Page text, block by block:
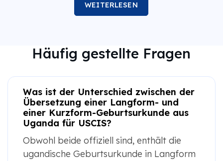
WEITERLESEN
Häufig gestellte Fragen
Was ist der Unterschied zwischen der
Übersetzung einer Langform- und
einer Kurzform-Geburtsurkunde aus
Uganda für USCIS?
Obwohl beide offiziell sind, enthält die
ugandische Geburtsurkunde in Langform